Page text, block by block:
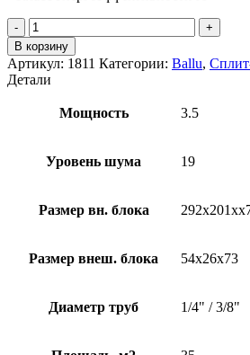
Количество
товара
Ballu
BSUI-
12HN8
В корзину
Артикул: 1811 Категории: Ballu,
Детали
Мощность 3.5
Уровень шума 19
Размер вн. блока
Размер внеш. блока 54х26х73
Диаметр труб 1/4" / 3/8"